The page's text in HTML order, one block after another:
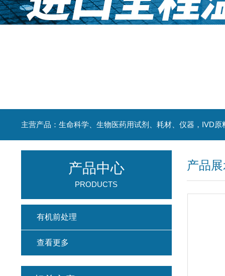
主营产品：生命科学、生物医药用试剂、耗材、仪器，IVD原
产品
产品中心
PRODUCTS
有机前处理
查看更多